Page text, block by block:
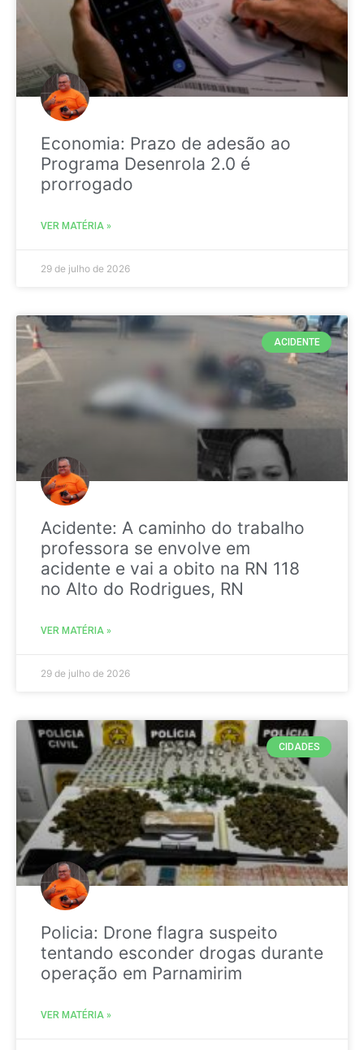
Economia: Prazo de adesão ao
Programa Desenrola 2.0 é
prorrogado
VER MATÉRIA »
29 de julho de 2026
ACIDENTE
Acidente: A caminho do trabalho
professora se envolve em
acidente e vai a obito na RN 118
no Alto do Rodrigues, RN
VER MATÉRIA »
29 de julho de 2026
CIDADES
Policia: Drone flagra suspeito
tentando esconder drogas durante
operação em Parnamirim
VER MATÉRIA »